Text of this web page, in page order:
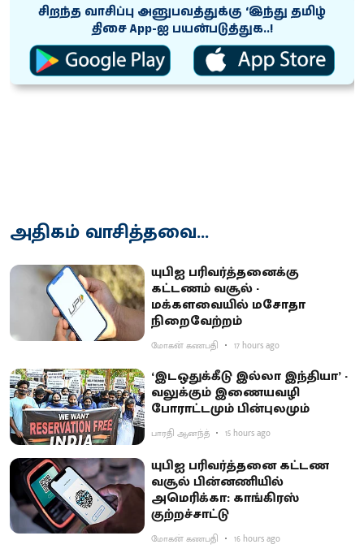
சிறந்த வாசிப்பு அனுபவத்துக்கு ‘இந்து தமிழ்
திசை App-ஐ பயன்படுத்துக..!
அதிகம் வாசித்தவை...
யுபிஐ பரிவர்த்தனைக்கு
கட்டணம் வசூல் -
மக்களவையில் மசோதா
நிறைவேற்றம்
மோகன் கணபதி 17 hours ago
‘இடஒதுக்கீடு இல்லா இந்தியா’ -
வலுக்கும் இணையவழி
போராட்டமும் பின்புலமும்
பாரதி ஆனந்த் 15 hours ago
யுபிஐ பரிவர்த்தனை கட்டண
வசூல் பின்னணியில்
அமெரிக்கா: காங்கிரஸ்
குற்றச்சாட்டு
மோகன் கணபதி 16 hours ago